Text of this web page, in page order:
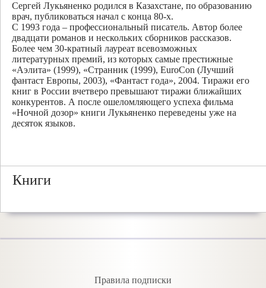
Сергей Лукьяненко родился в Казахстане, по образованию
врач, публиковаться начал с конца 80-х.
С 1993 года – профессиональный писатель. Автор более
двадцати романов и нескольких сборников рассказов.
Более чем 30-кратный лауреат всевозможных
литературных премий, из которых самые престижные
«Аэлита» (1999), «Странник (1999), EuroCon (Лучший
фантаст Европы, 2003), «Фантаст года», 2004. Тиражи его
книг в России вчетверо превышают тиражи ближайших
конкурентов. А после ошеломляющего успеха фильма
«Ночной дозор» книги Лукьяненко переведены уже на
десяток языков.
Книги
Правила подписки